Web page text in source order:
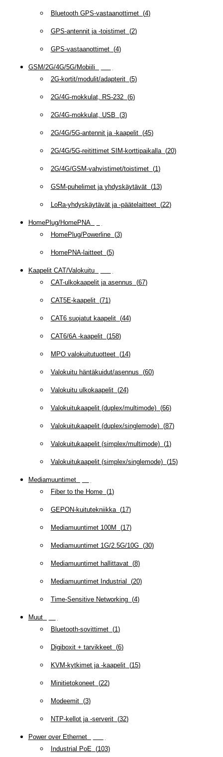
Bluetooth GPS-vastaanottimet(4)
GPS-antennit ja -toistimet(2)
GPS-vastaanottimet(4)
GSM/2G/4G/5G/Mobiili
2G-kortit/modulit/adapterit(5)
2G/4G-mokkulat, RS-232(6)
2G/4G-mokkulat, USB (3)
2G/4G/5G-antennit ja -kaapelit(45)
2G/4G/5G-reitittimet SIM-korttipaikalla(20)
2G/4G/GSM-vahvistimet/toistimet(1)
GSM-puhelimet ja yhdyskäytävät(13)
LoRa-yhdyskäytävät ja -päätelaitteet(22)
HomePlug/HomePNA(
HomePlug/Powerline(3)
HomePNA-laitteet(5)
Kaapelit CAT/Valokuitu(
CAT-ulkokaapelit ja asennus (67)
CAT5E-kaapelit(71)
CAT6 suojatut kaapelit(44)
CAT6/6A -kaapelit(158)
MPO valokuitutuotteet(14)
Valokuitu häntäkuidut/asennus (60)
Valokuitu ulkokaapelit(24)
Valokuitukaapelit (duplex/multimode)(66)
Valokuitukaapelit (duplex/singlemode)(87)
Valokuitukaapelit (simplex/multimode)(1)
Valokuitukaapelit (simplex/singlemode)(15)
Mediamuuntimet(
Fiber to the Home(1)
GEPON-kuitutekniikka(17)
Mediamuuntimet 100M (17)
Mediamuuntimet 1G/2.5G/10G(30)
Mediamuuntimet hallittavat(8)
Mediamuuntimet Industrial (20)
Time-Sensitive Networking(4)
Muut(
Bluetooth-sovittimet(1)
Digiboxit + tarvikkeet(6)
KVM-kytkimet ja -kaapelit(15)
Minitietokoneet(22)
Modeemit(3)
NTP-kellot ja -serverit(32)
Power over Ethernet(
Industrial PoE(103)